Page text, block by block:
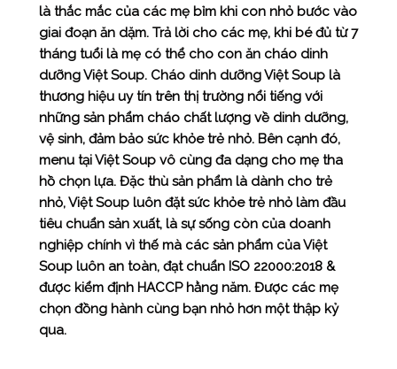
là thắc mắc của các mẹ bỉm khi con nhỏ bước vào
giai đoạn ăn dặm. Trả lời cho các mẹ, khi bé đủ từ 7
tháng tuổi là mẹ có thể cho con ăn cháo dinh
dưỡng Việt Soup. Cháo dinh dưỡng Việt Soup là
thương hiệu uy tín trên thị trường nổi tiếng với
những sản phẩm cháo chất lượng về dinh dưỡng,
vệ sinh, đảm bảo sức khỏe trẻ nhỏ. Bên cạnh đó,
menu tại Việt Soup vô cùng đa dạng cho mẹ tha
hồ chọn lựa. Đặc thù sản phẩm là dành cho trẻ
nhỏ, Việt Soup luôn đặt sức khỏe trẻ nhỏ làm đầu
tiêu chuẩn sản xuất, là sự sống còn của doanh
nghiệp chính vì thế mà các sản phẩm của Việt
Soup luôn an toàn, đạt chuẩn ISO 22000:2018 &
được kiểm định HACCP hằng năm. Được các mẹ
chọn đồng hành cùng bạn nhỏ hơn một thập kỷ
qua.